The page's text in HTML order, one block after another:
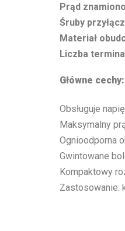
Prąd
Śruby
Materiał
Liczba
Główne cechy:
Obsługuje
Maksymalny
Ognioodporna
Gwintowane
Kompaktowy
Zastosowanie: